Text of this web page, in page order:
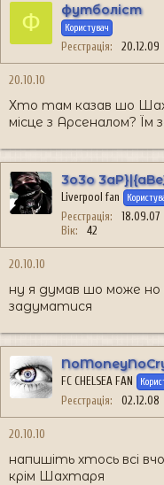
Ф футболіст
Користувач
Реєстрація 20.12.09
20.10.10
Хто там казав шо
місце з Арсеналом?
3o3o
Liverpool fan
Реєстрація 18.09.07
Вік
42
20.10.10
ну я думав шо може
задуматися
FC CHELSEA FAN
Реєстрація 02.12.08
20.10.10
напишіть хтось всі
крім Шахтаря